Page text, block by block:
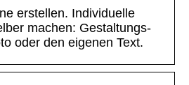
erstellen. Individuelle
machen: Gestaltungs-
oder den eigenen Text.